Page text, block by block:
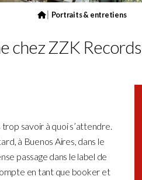
| Portraits & entretiens
chez ZZK Records
savoir à quoi s’attendre.
à Buenos Aires, dans le
passage dans le label de
en tant que booker et